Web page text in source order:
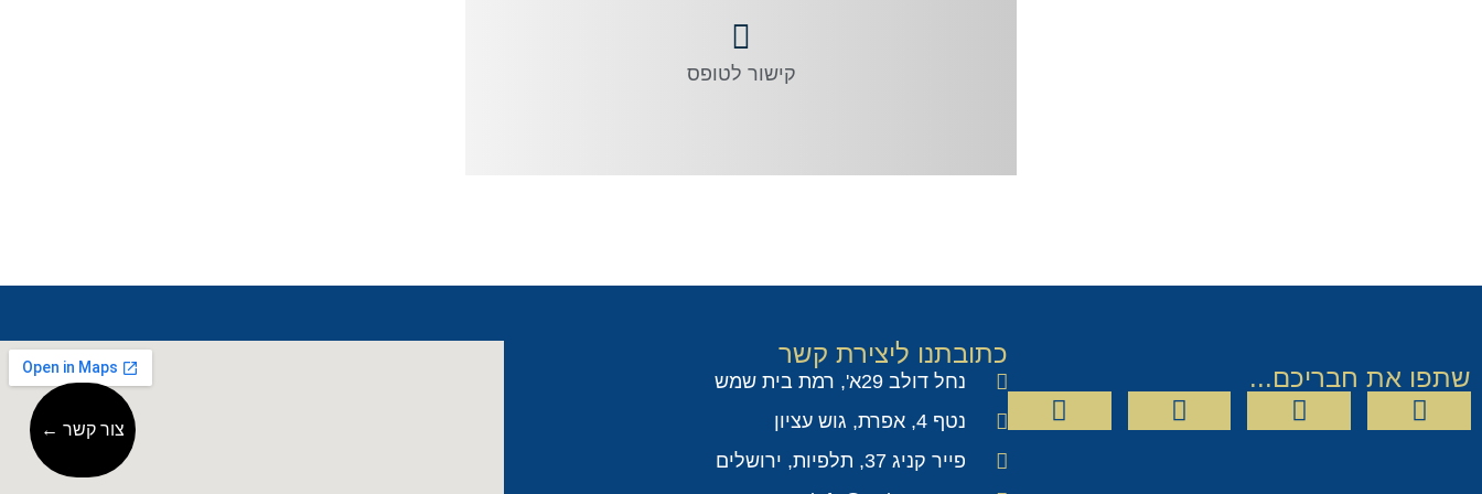
קישור לטופס
צור קשר ←
שתפו את חבריכם...
כתובתנו ליצירת קשר
נחל דולב 29א', רמת בית שמש
נטף 4, אפרת, גוש עציון
פייר קניג 37, תלפיות, ירושלים